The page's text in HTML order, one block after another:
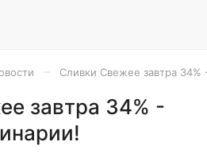
Сливки Свежее завтра
завтра 34% -